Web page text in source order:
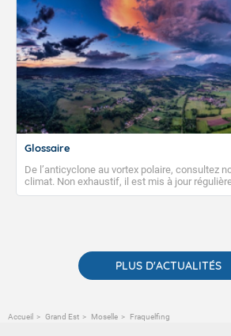
Glossaire
De l’anticyclone au vortex polaire, consultez
climat. Non exhaustif, il est mis à jour
publications. Vous y trouverez également des
PLUS D'ACTUALITÉS
Accueil Grand Est Moselle Fraquelfing